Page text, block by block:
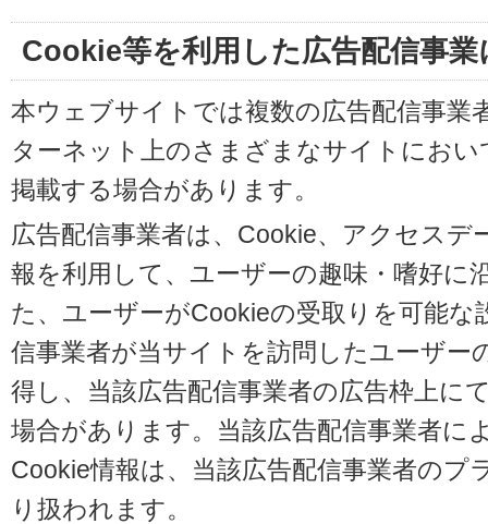
Cookie等を利用した広告配信事
本ウェブサイトでは複数の広告配信事業
ターネット上のさまざまなサイトにお
掲載する場合があります。
広告配信事業者は、Cookie、アクセスデ
報を利用して、ユーザーの趣味・嗜好に
た、ユーザーがCookieの受取りを可能
信事業者が当サイトを訪問したユーザー
得し、当該広告配信事業者の広告枠上に
場合があります。当該広告配信事業者に
Cookie情報は、当該広告配信事業者のプ
り扱われます。